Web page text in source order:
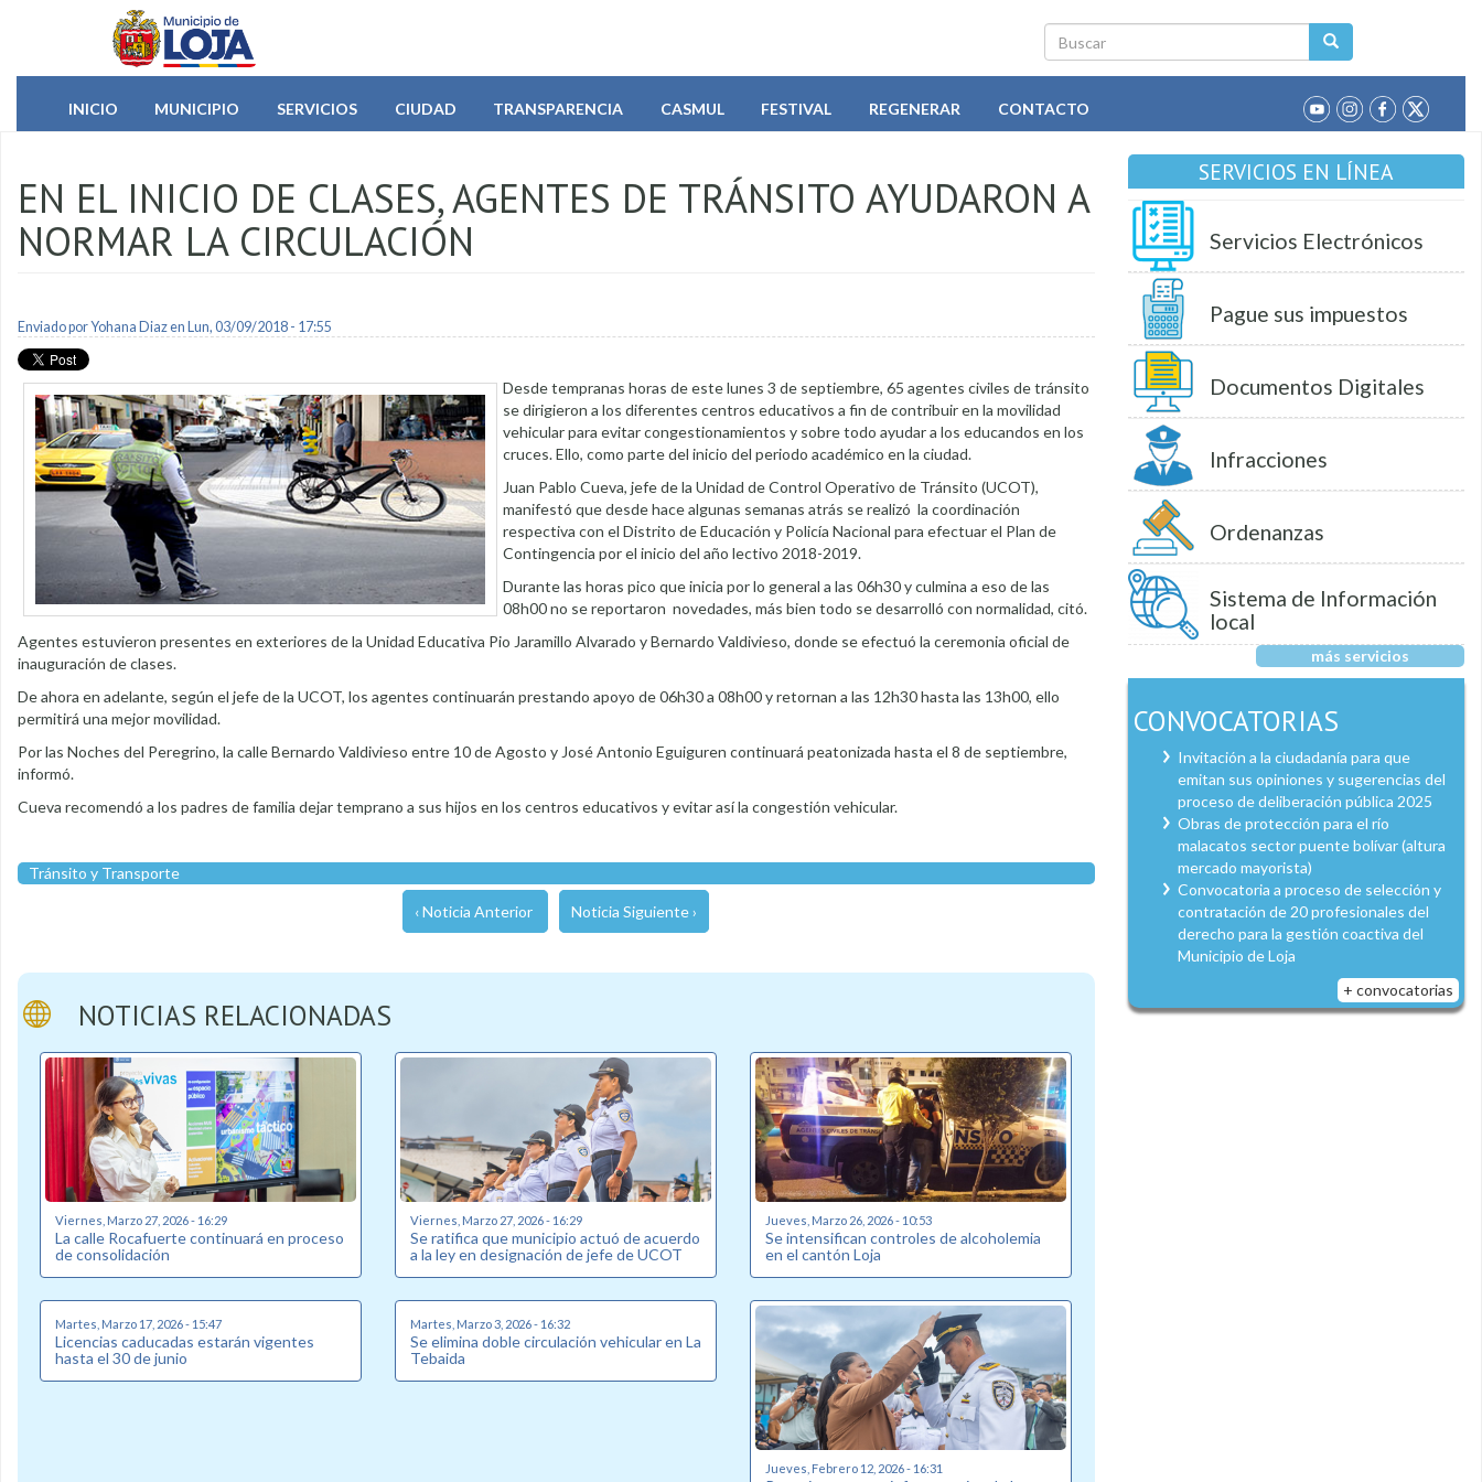
Pasar al contenido principal
Buscar
INICIO
MUNICIPIO SERVICIOS CIUDAD TRANSPARENCIA CASMUL FESTIVAL REGENERAR CONTACTO
EN EL INICIO DE CLASES, AGENTES DE TRÁNSITO AYUDARON A
NORMAR LA CIRCULACIÓN
Enviado porYohana Diazen Lun, 03/09/2018 - 17:55
Desde tempranas horas de este lunes 3 de septiembre, 65 agentes civiles de tránsito
se dirigieron a los diferentes centros educativos a fin de contribuir en la movilidad
vehicular para evitar congestionamientos y sobre todo ayudar a los educandos en los
cruces. Ello, como parte del inicio del periodo académico en la ciudad.
Juan Pablo Cueva, jefe de la Unidad de Control Operativo de Tránsito (UCOT),
manifestó que desde hace algunas semanas atrás se realizó la coordinación
respectiva con el Distrito de Educación y Policía Nacional para efectuar el Plan de
Contingencia por el inicio del año lectivo 2018-2019.
Durante las horas pico que inicia por lo general a las 06h30 y culmina a eso de las
08h00 no se reportaron novedades, más bien todo se desarrolló con normalidad, citó.
Agentes estuvieron presentes en exteriores de la Unidad Educativa Pio Jaramillo Alvarado y Bernardo Valdivieso, donde se efectuó la ceremonia oficial de
inauguración de clases.
De ahora en adelante, según el jefe de la UCOT, los agentes continuarán prestando apoyo de 06h30 a 08h00 y retornan a las 12h30 hasta las 13h00, ello
permitirá una mejor movilidad.
Por las Noches del Peregrino, la calle Bernardo Valdivieso entre 10 de Agosto y José Antonio Eguiguren continuará peatonizada hasta el 8 de septiembre,
informó.
Cueva recomendó a los padres de familia dejar temprano a sus hijos en los centros educativos y evitar así la congestión vehicular.
Tránsito y Transporte
‹ Noticia Anterior Noticia Siguiente ›
NOTICIAS RELACIONADAS
Viernes, Marzo 27, 2026 - 16:29
La calle Rocafuerte continuará en proceso
de consolidación
Viernes, Marzo 27, 2026 - 16:29
Se ratifica que municipio actuó de acuerdo
a la ley en designación de jefe de UCOT
Jueves, Marzo 26, 2026 - 10:53
Se intensifican controles de alcoholemia
en el cantón Loja
Martes, Marzo 17, 2026 - 15:47
Licencias caducadas estarán vigentes
hasta el 30 de junio
Martes, Marzo 3, 2026 - 16:32
Se elimina doble circulación vehicular en La
Tebaida
Jueves, Febrero 12, 2026 - 16:31
SERVICIOS EN LÍNEA
Servicios Electrónicos
Pague sus impuestos
Documentos Digitales
Infracciones
Ordenanzas
Sistema de Información
local
más servicios
CONVOCATORIAS
Invitación a la ciudadanía para que
emitan sus opiniones y sugerencias del
proceso de deliberación pública 2025
Obras de protección para el río
malacatos sector puente bolívar (altura
mercado mayorista)
Convocatoria a proceso de selección y
contratación de 20 profesionales del
derecho para la gestión coactiva del
Municipio de Loja
+ convocatorias